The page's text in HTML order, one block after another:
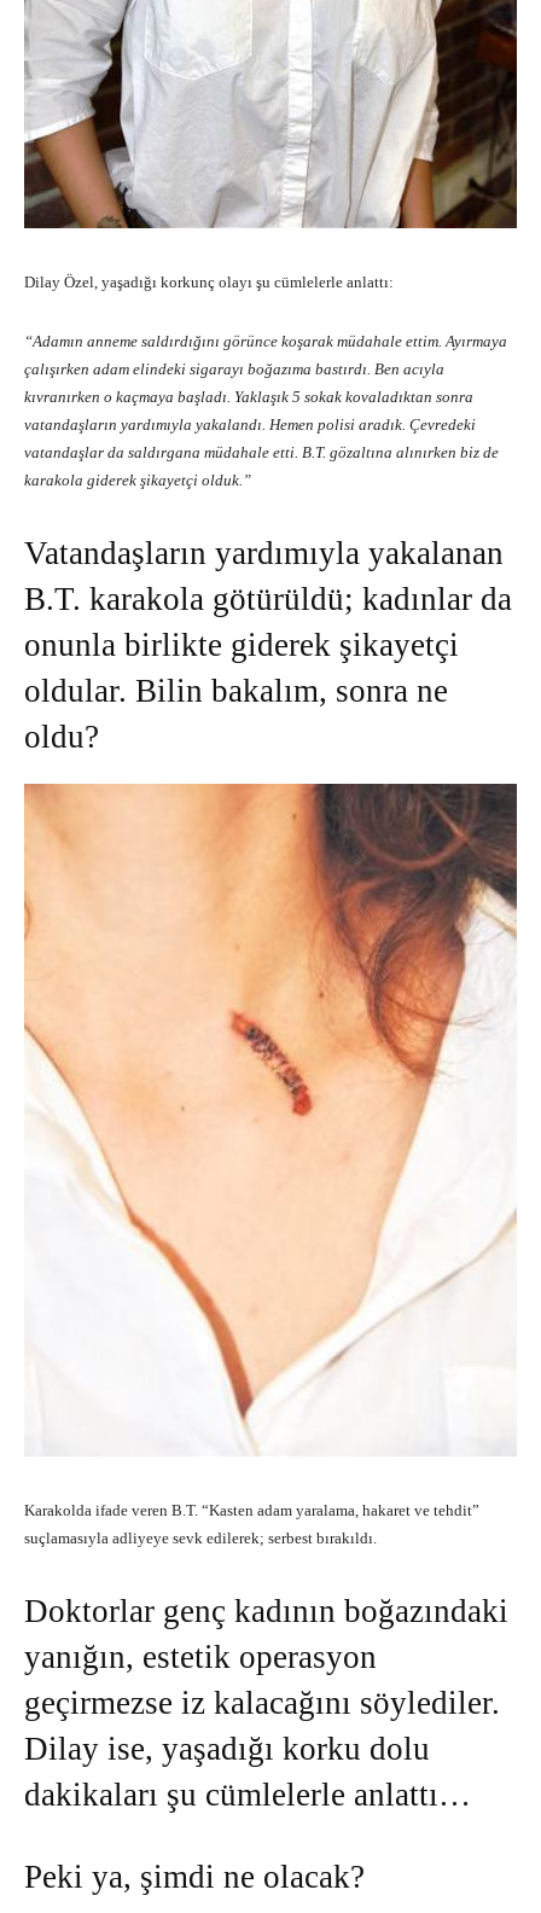
Dilay Özel, yaşadığı korkunç olayı şu cümlelerle anlattı:
“Adamın anneme saldırdığını görünce koşarak müdahale ettim. Ayırmaya
çalışırken adam elindeki sigarayı boğazıma bastırdı. Ben acıyla
kıvranırken o kaçmaya başladı. Yaklaşık 5 sokak kovaladıktan sonra
vatandaşların yardımıyla yakalandı. Hemen polisi aradık. Çevredeki
vatandaşlar da saldırgana müdahale etti. B.T. gözaltına alınırken biz de
karakola giderek şikayetçi olduk.”
Vatandaşların yardımıyla yakalanan
B.T. karakola götürüldü; kadınlar da
onunla birlikte giderek şikayetçi
oldular. Bilin bakalım, sonra ne
oldu?
Karakolda ifade veren B.T. “Kasten adam yaralama, hakaret ve tehdit”
suçlamasıyla adliyeye sevk edilerek; serbest bırakıldı.
Doktorlar genç kadının boğazındaki
yanığın, estetik operasyon
geçirmezse iz kalacağını söylediler.
Dilay ise, yaşadığı korku dolu
dakikaları şu cümlelerle anlattı…
Peki ya, şimdi ne olacak?